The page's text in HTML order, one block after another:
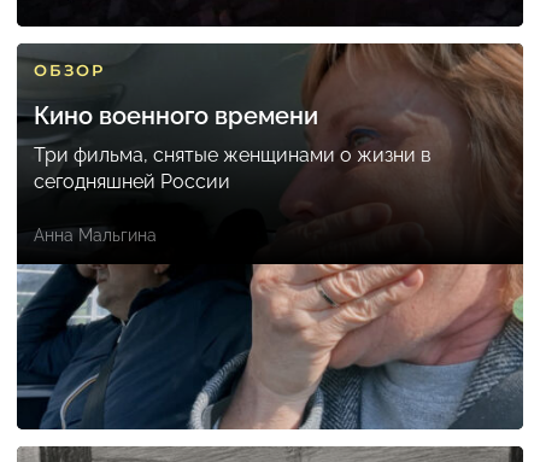
ОБЗОР
Кино военного времени
Три фильма, снятые женщинами о жизни в
сегодняшней России
Анна Мальгина